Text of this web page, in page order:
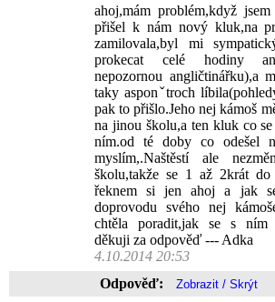
ahoj,mám problém,když
přišel k nám nový kluk,na
zamilovala,byl mi
prokecat celé hodiny
nepozornou angličtinářku),a
taky asponˇtroch
pak to přišlo.Jeho nej kámoš
na jinou školu,a ten kluk co
ním.od té doby co odešel
myslím,.Naštěstí ale
školu,takže se 1 až 2krát do
řeknem si jen ahoj a jak
doprovodu svého nej
chtěla poradit,jak se s ním
děkuji za odpověď --- Adka
4.10.2014 20:53
Odpověď: